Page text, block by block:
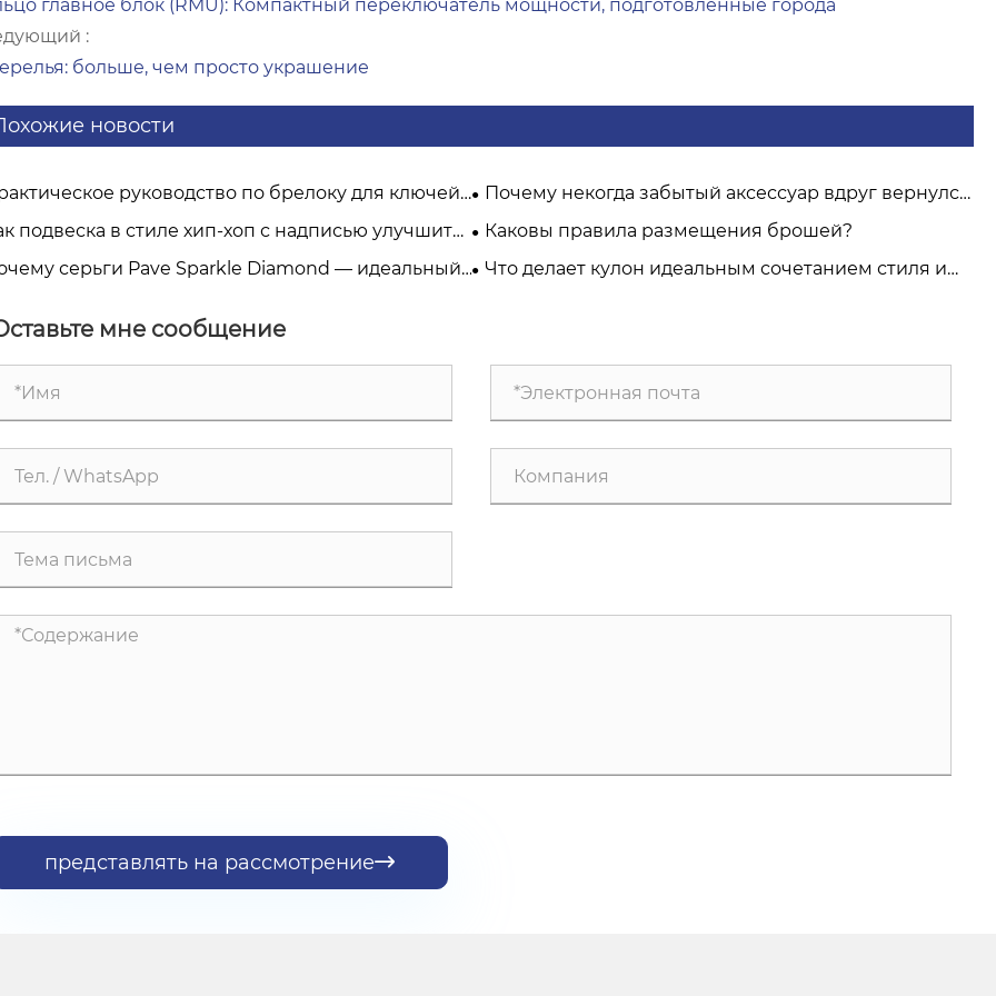
главное блок (RMU): Компактный переключатель мощности, подготовленные города
:
больше, чем просто украшение
новости
руководство по брелоку для ключей:
структурного проектирования к ежедневному
Почему некогда забытый аксессуар вдруг вернулся
в центр внимания? – Отраслевая дискуссия о
ношении, выборе и уходе за брошями.
подвеска в стиле хип-хоп с надписью улучшит
стиль?
Каковы правила размещения брошей?
серьги Pave Sparkle Diamond — идеальный
Что делает кулон идеальным сочетанием стиля и
мне сообщение
представлять на рассмотрение